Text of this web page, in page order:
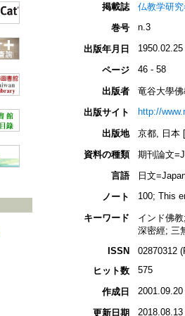
掲載誌
仏教学研
巻号
n.3
出版年月日 1950.02.25
ページ 46 - 58
出版者
竜谷大學
出版サイト
http://
出版地
京都, 日本
資料の種類
期刊論文
言語
日文
ノート
100; This
キーワード
インド佛
深密經; 三
ISSN
02870312
ヒット数
575
作成日 2001.09.20
更新日期 2018.08.13